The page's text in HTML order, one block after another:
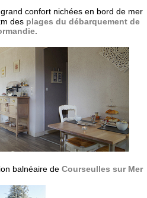
confort nichées en bord de mer
des plages du débarquement de
balnéaire de Courseulles sur Mer